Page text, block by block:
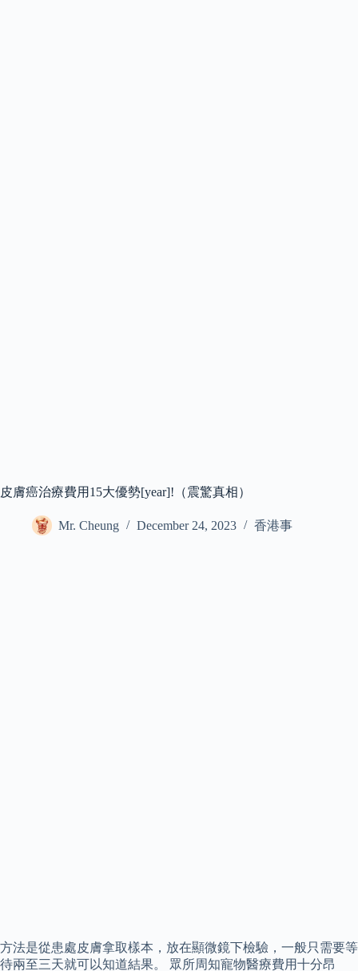
皮膚癌治療費用15大優勢[year]!（震驚真相）
Mr. Cheung December 24, 2023 香港事
方法是從患處皮膚拿取樣本，放在顯微鏡下檢驗，一般只需要等
待兩至三天就可以知道結果。 眾所周知寵物醫療費用十分昂